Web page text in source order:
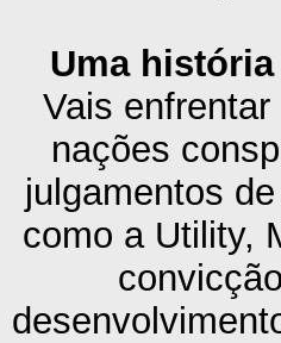
Uma
Vais
nações
julgamentos
como a Utility,